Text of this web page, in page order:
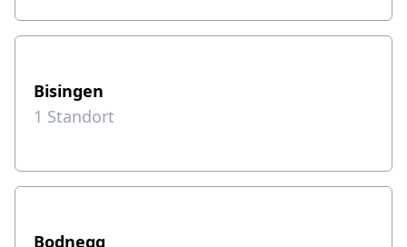
Bisingen
1 Standort
Bodnegg